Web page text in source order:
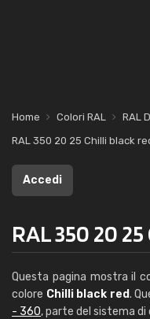
Home Colori RAL RAL
RAL 350 20 25 Chilli black
Accedi
RAL 350 20
Questa pagina mostra il
colore Chilli black red.
- 360, parte del sistema di